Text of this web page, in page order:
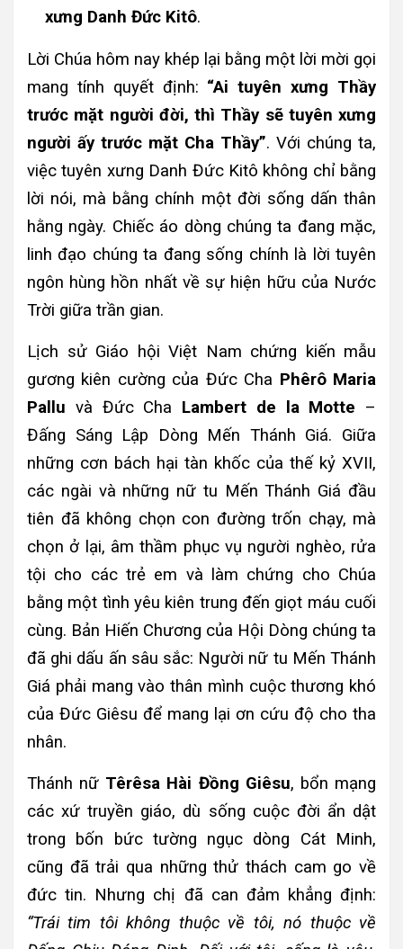
xưng Danh Đức Kitô.
Lời Chúa hôm nay khép lại bằng một lời mời gọi
mang tính quyết định: “Ai tuyên xưng Thầy
trước mặt người đời, thì Thầy sẽ tuyên xưng
người ấy trước mặt Cha Thầy”. Với chúng ta,
việc tuyên xưng Danh Đức Kitô không chỉ bằng
lời nói, mà bằng chính một đời sống dấn thân
hằng ngày. Chiếc áo dòng chúng ta đang mặc,
linh đạo chúng ta đang sống chính là lời tuyên
ngôn hùng hồn nhất về sự hiện hữu của Nước
Trời giữa trần gian.
Lịch sử Giáo hội Việt Nam chứng kiến mẫu
gương kiên cường của Đức Cha Phêrô Maria
Pallu và Đức Cha Lambert de la Motte –
Đấng Sáng Lập Dòng Mến Thánh Giá. Giữa
những cơn bách hại tàn khốc của thế kỷ XVII,
các ngài và những nữ tu Mến Thánh Giá đầu
tiên đã không chọn con đường trốn chạy, mà
chọn ở lại, âm thầm phục vụ người nghèo, rửa
tội cho các trẻ em và làm chứng cho Chúa
bằng một tình yêu kiên trung đến giọt máu cuối
cùng. Bản Hiến Chương của Hội Dòng chúng ta
đã ghi dấu ấn sâu sắc: Người nữ tu Mến Thánh
Giá phải mang vào thân mình cuộc thương khó
của Đức Giêsu để mang lại ơn cứu độ cho tha
nhân.
Thánh nữ Têrêsa Hài Đồng Giêsu, bổn mạng
các xứ truyền giáo, dù sống cuộc đời ẩn dật
trong bốn bức tường ngục dòng Cát Minh,
cũng đã trải qua những thử thách cam go về
đức tin. Nhưng chị đã can đảm khẳng định:
“Trái tim tôi không thuộc về tôi, nó thuộc về